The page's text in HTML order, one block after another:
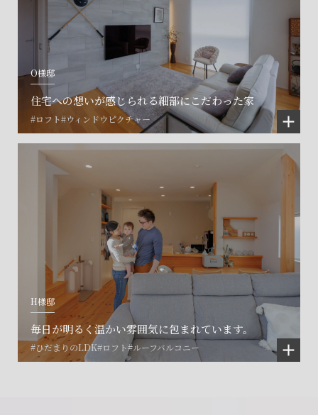
O様邸
住宅への想いが感じられる細部にこだわった家
#ロフト#ウィンドウピクチャー
H様邸
毎日が明るく温かい雰囲気に包まれています。
#ひだまりのLDK#ロフト#ルーフバルコニー